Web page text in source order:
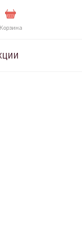
Корзина